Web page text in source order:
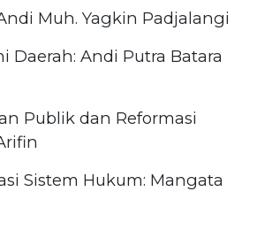
Muh. Yagkin Padjalangi
Daerah: Andi Putra Batara
Publik dan Reformasi
Sistem Hukum: Mangata